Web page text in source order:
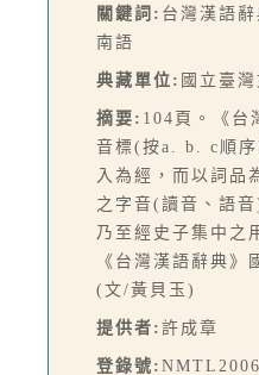
關鍵詞: 台灣漢語
南語
典藏單位: 國立臺
摘要: 104頁。《台
音標(按a. b. c順
入為經，而以詞品
之字音(讀音、語
乃至經史子集中之
《台灣漢語辭典》
(文/黃貝玉)
提供者: 許成章
登錄號: